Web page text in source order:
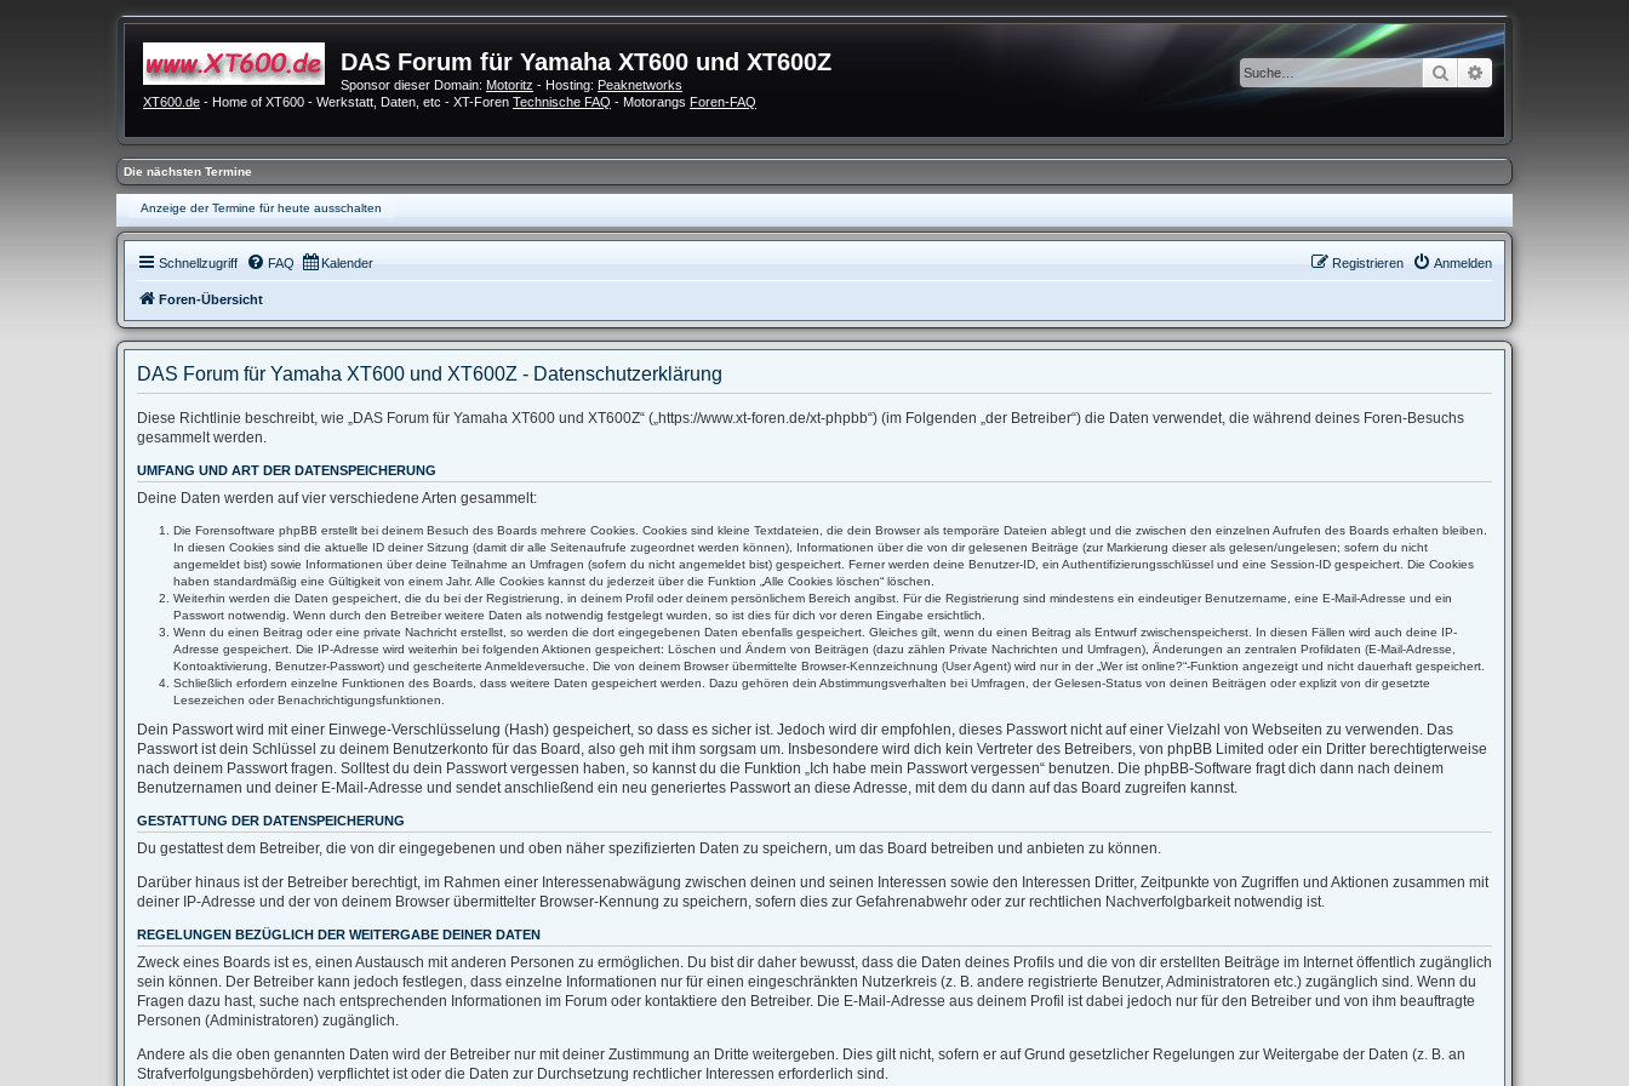
DAS Forum für Yamaha XT600 und XT600Z
Sponsor dieser Domain: Motoritz - Hosting: Peaknetworks
XT600.de - Home of XT600 - Werkstatt, Daten, etc - XT-Foren Technische FAQ - Motorangs Foren-FAQ
Suche Erweiterte Suche
Die nächsten Termine
Anzeige der Termine für heute ausschalten
Schnellzugriff FAQ Kalender Anmelden
Registrieren
Foren-Übersicht
DAS Forum für Yamaha XT600 und XT600Z - Datenschutzerklärung
Diese Richtlinie beschreibt, wie „DAS Forum für Yamaha XT600 und XT600Z“ („https://www.xt-foren.de/xt-phpbb“) (im Folgenden „der Betreiber“) die Daten verwendet, die während deines Foren-Besuchs
gesammelt werden.
UMFANG UND ART DER DATENSPEICHERUNG
Deine Daten werden auf vier verschiedene Arten gesammelt:
Die Forensoftware phpBB erstellt bei deinem Besuch des Boards mehrere Cookies. Cookies sind kleine Textdateien, die dein Browser als temporäre Dateien ablegt und die zwischen den einzelnen Aufrufen des Boards erhalten bleiben.
In diesen Cookies sind die aktuelle ID deiner Sitzung (damit dir alle Seitenaufrufe zugeordnet werden können), Informationen über die von dir gelesenen Beiträge (zur Markierung dieser als gelesen/ungelesen; sofern du nicht
angemeldet bist) sowie Informationen über deine Teilnahme an Umfragen (sofern du nicht angemeldet bist) gespeichert. Ferner werden deine Benutzer-ID, ein Authentifizierungsschlüssel und eine Session-ID gespeichert. Die Cookies
haben standardmäßig eine Gültigkeit von einem Jahr. Alle Cookies kannst du jederzeit über die Funktion „Alle Cookies löschen“ löschen.
Weiterhin werden die Daten gespeichert, die du bei der Registrierung, in deinem Profil oder deinem persönlichem Bereich angibst. Für die Registrierung sind mindestens ein eindeutiger Benutzername, eine E-Mail-Adresse und ein
Passwort notwendig. Wenn durch den Betreiber weitere Daten als notwendig festgelegt wurden, so ist dies für dich vor deren Eingabe ersichtlich.
Wenn du einen Beitrag oder eine private Nachricht erstellst, so werden die dort eingegebenen Daten ebenfalls gespeichert. Gleiches gilt, wenn du einen Beitrag als Entwurf zwischenspeicherst. In diesen Fällen wird auch deine IP-
Adresse gespeichert. Die IP-Adresse wird weiterhin bei folgenden Aktionen gespeichert: Löschen und Ändern von Beiträgen (dazu zählen Private Nachrichten und Umfragen), Änderungen an zentralen Profildaten (E-Mail-Adresse,
Kontoaktivierung, Benutzer-Passwort) und gescheiterte Anmeldeversuche. Die von deinem Browser übermittelte Browser-Kennzeichnung (User Agent) wird nur in der „Wer ist online?“-Funktion angezeigt und nicht dauerhaft gespeichert.
Schließlich erfordern einzelne Funktionen des Boards, dass weitere Daten gespeichert werden. Dazu gehören dein Abstimmungsverhalten bei Umfragen, der Gelesen-Status von deinen Beiträgen oder explizit von dir gesetzte
Lesezeichen oder Benachrichtigungsfunktionen.
Dein Passwort wird mit einer Einwege-Verschlüsselung (Hash) gespeichert, so dass es sicher ist. Jedoch wird dir empfohlen, dieses Passwort nicht auf einer Vielzahl von Webseiten zu verwenden. Das
Passwort ist dein Schlüssel zu deinem Benutzerkonto für das Board, also geh mit ihm sorgsam um. Insbesondere wird dich kein Vertreter des Betreibers, von phpBB Limited oder ein Dritter berechtigterweise
nach deinem Passwort fragen. Solltest du dein Passwort vergessen haben, so kannst du die Funktion „Ich habe mein Passwort vergessen“ benutzen. Die phpBB-Software fragt dich dann nach deinem
Benutzernamen und deiner E-Mail-Adresse und sendet anschließend ein neu generiertes Passwort an diese Adresse, mit dem du dann auf das Board zugreifen kannst.
GESTATTUNG DER DATENSPEICHERUNG
Du gestattest dem Betreiber, die von dir eingegebenen und oben näher spezifizierten Daten zu speichern, um das Board betreiben und anbieten zu können.
Darüber hinaus ist der Betreiber berechtigt, im Rahmen einer Interessenabwägung zwischen deinen und seinen Interessen sowie den Interessen Dritter, Zeitpunkte von Zugriffen und Aktionen zusammen mit
deiner IP-Adresse und der von deinem Browser übermittelter Browser-Kennung zu speichern, sofern dies zur Gefahrenabwehr oder zur rechtlichen Nachverfolgbarkeit notwendig ist.
REGELUNGEN BEZÜGLICH DER WEITERGABE DEINER DATEN
Zweck eines Boards ist es, einen Austausch mit anderen Personen zu ermöglichen. Du bist dir daher bewusst, dass die Daten deines Profils und die von dir erstellten Beiträge im Internet öffentlich zugänglich
sein können. Der Betreiber kann jedoch festlegen, dass einzelne Informationen nur für einen eingeschränkten Nutzerkreis (z. B. andere registrierte Benutzer, Administratoren etc.) zugänglich sind. Wenn du
Fragen dazu hast, suche nach entsprechenden Informationen im Forum oder kontaktiere den Betreiber. Die E-Mail-Adresse aus deinem Profil ist dabei jedoch nur für den Betreiber und von ihm beauftragte
Personen (Administratoren) zugänglich.
Andere als die oben genannten Daten wird der Betreiber nur mit deiner Zustimmung an Dritte weitergeben. Dies gilt nicht, sofern er auf Grund gesetzlicher Regelungen zur Weitergabe der Daten (z. B. an
Strafverfolgungsbehörden) verpflichtet ist oder die Daten zur Durchsetzung rechtlicher Interessen erforderlich sind.